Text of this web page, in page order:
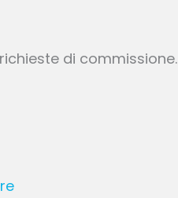
di commissione.